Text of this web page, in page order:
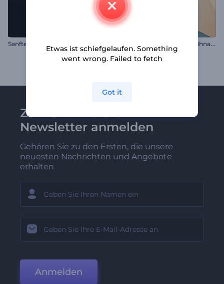
Sanftes Licht Logo Reveal E
inführung zu Cartoon-Weihnachtsgeschenken
Zu Renderforest-
Newsletter anmelden
Gehören Sie zu den Ersten, die unsere
neuesten Nachrichten und Angebote
erhalten
Anmelden
Etwas ist schiefgelaufen. Something
went wrong. Failed to fetch
Got it